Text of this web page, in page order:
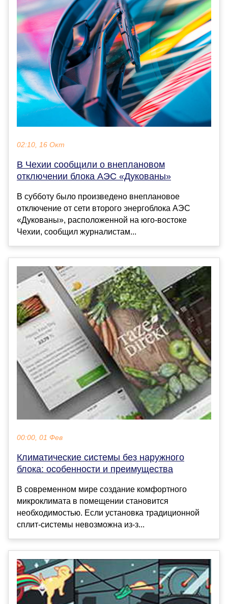
02:10, 16 Окт
В Чехии сообщили о внеплановом
отключении блока АЭС «Дукованы»
В субботу было произведено внеплановое
отключение от сети второго энергоблока АЭС
«Дукованы», расположенной на юго-востоке
Чехии, сообщил журналистам...
00:00, 01 Фев
Климатические системы без наружного
блока: особенности и преимущества
В современном мире создание комфортного
микроклимата в помещении становится
необходимостью. Если установка традиционной
сплит-системы невозможна из-з...